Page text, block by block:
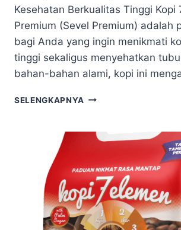
Kesehatan Berkualitas Tinggi Kopi
Premium (Sevel Premium) adalah
bagi Anda yang ingin menikmati
tinggi sekaligus menyehatkan
bahan-bahan alami, kopi ini
SELENGKAPNYA